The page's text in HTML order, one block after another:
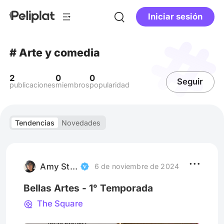
Iniciar sesión
# Arte y comedia
2
publicaciones
0
miembros
0
popularidad Seguir
Tendencias Novedades
Amy Stiegwardt 6 de noviembre de 2024
Bellas Artes - 1° Temporada
The Square